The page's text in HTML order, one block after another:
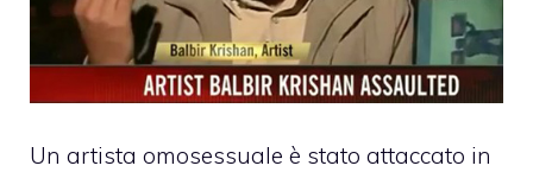
Un artista omosessuale è stato attaccato in